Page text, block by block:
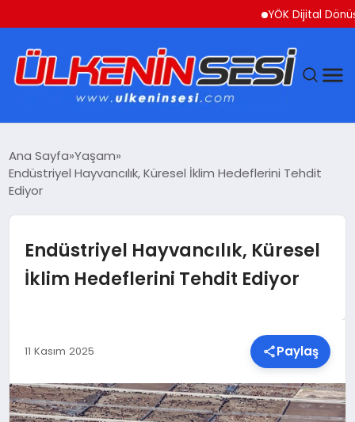
YÖK Dijital Dönüşüm
EKONOMI
MAGAZIN
SIYASET
SPOR
Ana Sayfa Yaşam
Endüstriyel Hayvancılık, Küresel İklim Hedeflerini Tehdit
Ediyor
Endüstriyel Hayvancılık, Küresel
İklim Hedeflerini Tehdit Ediyor
11 Kasım 2025 Paylaş